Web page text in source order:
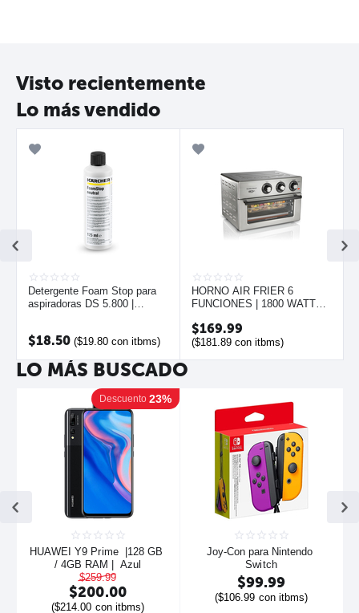
Visto recientemente
Lo más vendido
Detergente Foam Stop para
aspiradoras DS 5.800 |
$18.50 ($19.80 con itbms)
HORNO AIR FRIER 6
FUNCIONES | 1800 WATTS |
$169.99
($181.89 con itbms)
LO MÁS BUSCADO
Descuento 23%
HUAWEI Y9 Prime  |128 GB
/ 4GB RAM |  Azul
$259.99
$200.00
($214.00 con itbms)
Joy-Con para Nintendo
Switch
$99.99
($106.99 con itbms)